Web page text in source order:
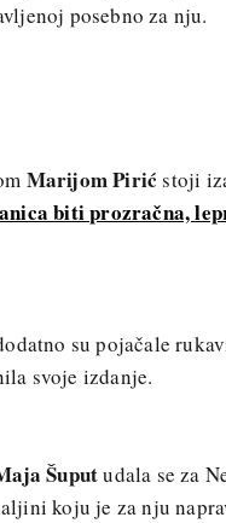
posebno za nju.
Marijom Pirić stoji
biti prozračna,
su pojačale
svoje izdanje.
Šuputudala se za
koju je za nju